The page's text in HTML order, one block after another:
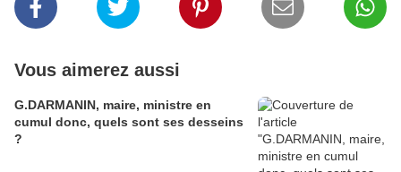
Vous aimerez aussi
G.DARMANIN, maire, ministre en
cumul donc, quels sont ses desseins
?